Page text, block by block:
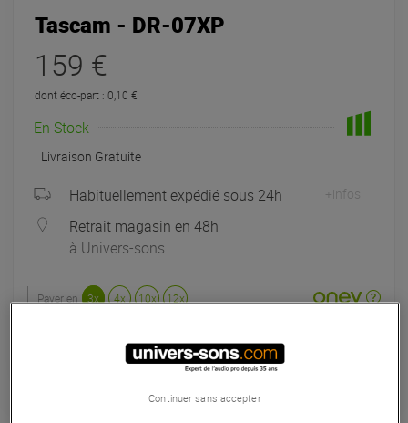
Tascam - DR-07XP
159 €
dont éco-part : 0,10 €
En Stock
Livraison Gratuite
Habituellement expédié sous 24h +infos
Retrait magasin en 48h
à Univers-sons
Payer en 3x 4x 10x 12x
/ mois
Coût de financement :
TAEG fixe :
Continuer sans accepter